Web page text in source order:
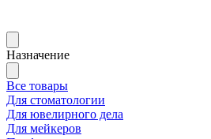
Назначение
Все товары
Для стоматологии
Для ювелирного дела
Для мейкеров